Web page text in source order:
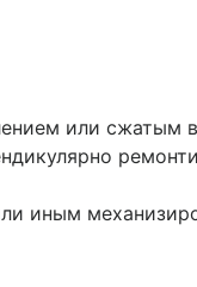
или сжатым
иным